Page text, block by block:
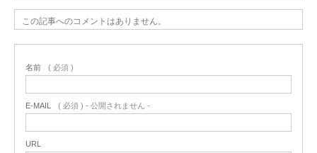
この記事へのコメントはありません。
名前 ( 必須 )
E-MAIL ( 必須 ) - 公開されません -
URL